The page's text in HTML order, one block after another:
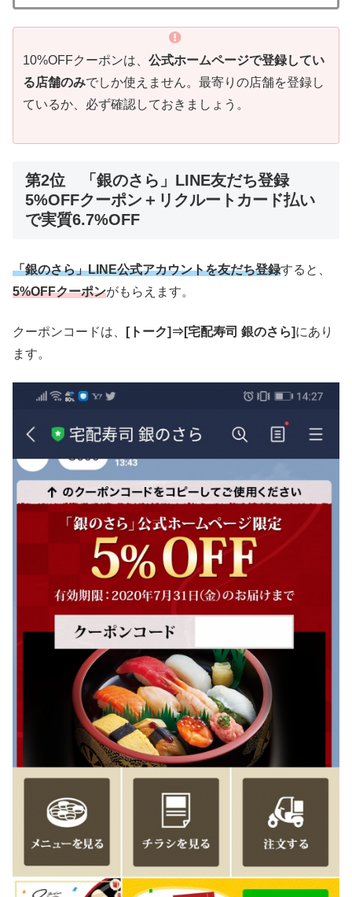
10%OFFクーポンは、 公式ホームページで登録してい
る店舗のみでしか使えません。最寄りの店舗を登録し
ているか、必ず確認しておきましょう。
第2位 「銀のさら」LINE友だち登録
5%OFFクーポン＋リクルートカード払い
で実質6.7%OFF
「銀のさら」LINE公式アカウントを友だち登録すると、
5%OFFクーポンがもらえます。
クーポンコードは、 [トーク]⇒[宅配寿司 銀のさら]にあり
ます。